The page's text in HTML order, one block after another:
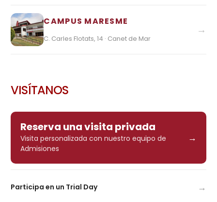
CAMPUS MARESME
C. Carles Flotats, 14 · Canet de Mar
→
VISÍTANOS
Reserva una visita privada
Visita personalizada con nuestro equipo de
Admisiones
→
Participa en un Trial Day →